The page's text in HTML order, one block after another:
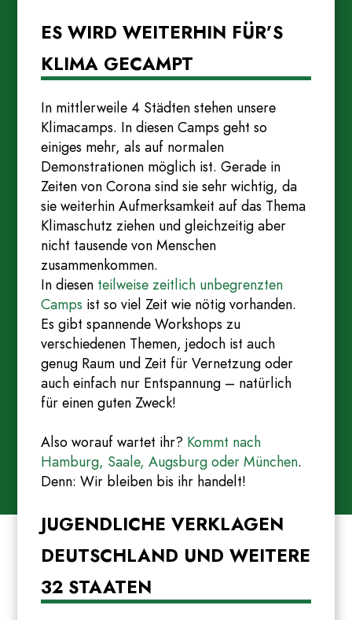
ES WIRD WEITERHIN FÜR’S
KLIMA GECAMPT
In mittlerweile 4 Städten stehen unsere
Klimacamps. In diesen Camps geht so
einiges mehr, als auf normalen
Demonstrationen möglich ist. Gerade in
Zeiten von Corona sind sie sehr wichtig, da
sie weiterhin Aufmerksamkeit auf das Thema
Klimaschutz ziehen und gleichzeitig aber
nicht tausende von Menschen
zusammenkommen.
In diesen teilweise zeitlich unbegrenzten
Camps ist so viel Zeit wie nötig vorhanden.
Es gibt spannende Workshops zu
verschiedenen Themen, jedoch ist auch
genug Raum und Zeit für Vernetzung oder
auch einfach nur Entspannung – natürlich
für einen guten Zweck!
Also worauf wartet ihr? Kommt nach
Hamburg, Saale, Augsburg oder München.
Denn: Wir bleiben bis ihr handelt!
JUGENDLICHE VERKLAGEN
DEUTSCHLAND UND WEITERE
32 STAATEN